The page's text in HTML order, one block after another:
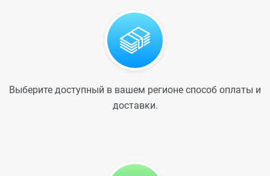
Выберите доступный в вашем регионе способ оплаты и
доставки.